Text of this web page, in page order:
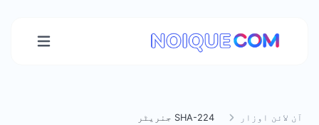
آن لائن اوزار SHA-224 جنریٹر